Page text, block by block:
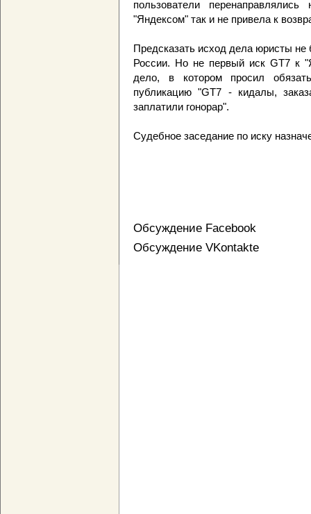
пользователи
"Яндексом" так и не привела к
Предсказать исход дела юристы не
России. Но не первый иск GT7 к
дело, в котором просил
публикацию "GT7 - кидалы,
заплатили гонорар".
Судебное заседание по иску
Обсуждение Facebook
Обсуждение VKontakte